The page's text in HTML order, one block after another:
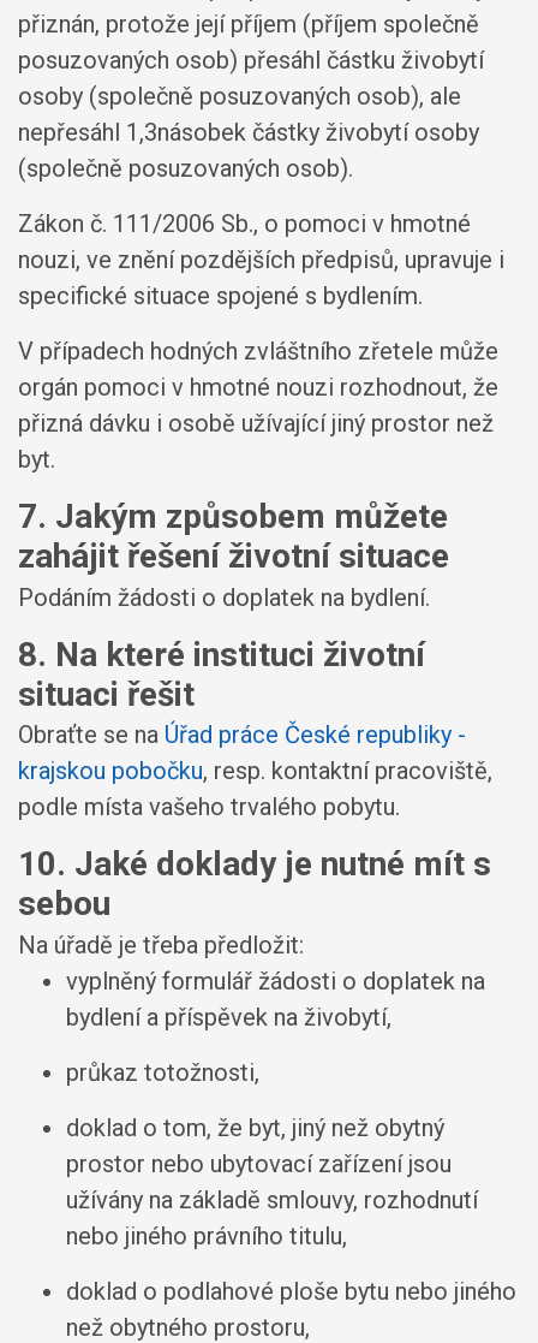
přiznán, protože její příjem (příjem společně
posuzovaných osob) přesáhl částku živobytí
osoby (společně posuzovaných osob), ale
nepřesáhl 1,3násobek částky živobytí osoby
(společně posuzovaných osob).
Zákon č. 111/2006 Sb., o pomoci v hmotné
nouzi, ve znění pozdějších předpisů, upravuje i
specifické situace spojené s bydlením.
V případech hodných zvláštního zřetele může
orgán pomoci v hmotné nouzi rozhodnout, že
přizná dávku i osobě užívající jiný prostor než
byt.
7. Jakým způsobem můžete
zahájit řešení životní situace
Podáním žádosti o doplatek na bydlení.
8. Na které instituci životní
situaci řešit
Obraťte se na Úřad práce České republiky -
krajskou pobočku, resp. kontaktní pracoviště,
podle místa vašeho trvalého pobytu.
10. Jaké doklady je nutné mít s
sebou
Na úřadě je třeba předložit:
vyplněný formulář žádosti o doplatek na
bydlení a příspěvek na živobytí,
průkaz totožnosti,
doklad o tom, že byt, jiný než obytný
prostor nebo ubytovací zařízení jsou
užívány na základě smlouvy, rozhodnutí
nebo jiného právního titulu,
doklad o podlahové ploše bytu nebo jiného
než obytného prostoru,